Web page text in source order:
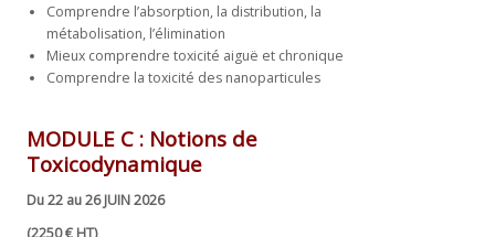
Comprendre l’absorption, la distribution, la
métabolisation, l’élimination
Mieux comprendre toxicité aiguë et chronique
Comprendre la toxicité des nanoparticules
MODULE C : Notions de
Toxicodynamique
Du 22 au 26 JUIN 2026
(2250 € HT)